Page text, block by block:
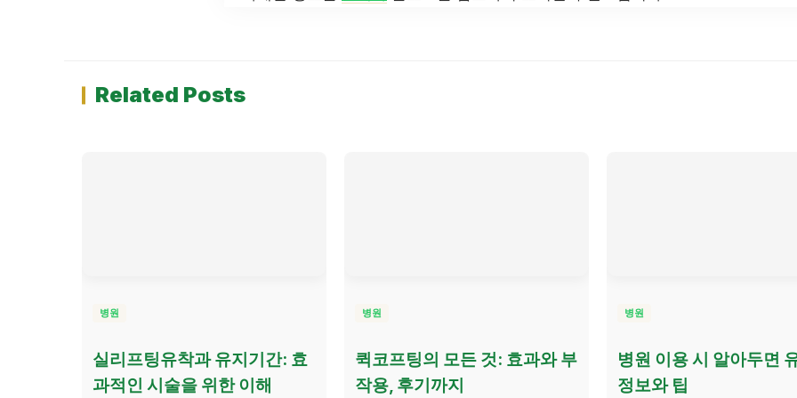
Related Posts
병원
실리프팅유착과 유지기간: 효
과적인 시술을 위한 이해
병원
퀵코프팅의 모든 것: 효과와 부
작용, 후기까지
병원
병원 이용 시 알아두면
정보와 팁